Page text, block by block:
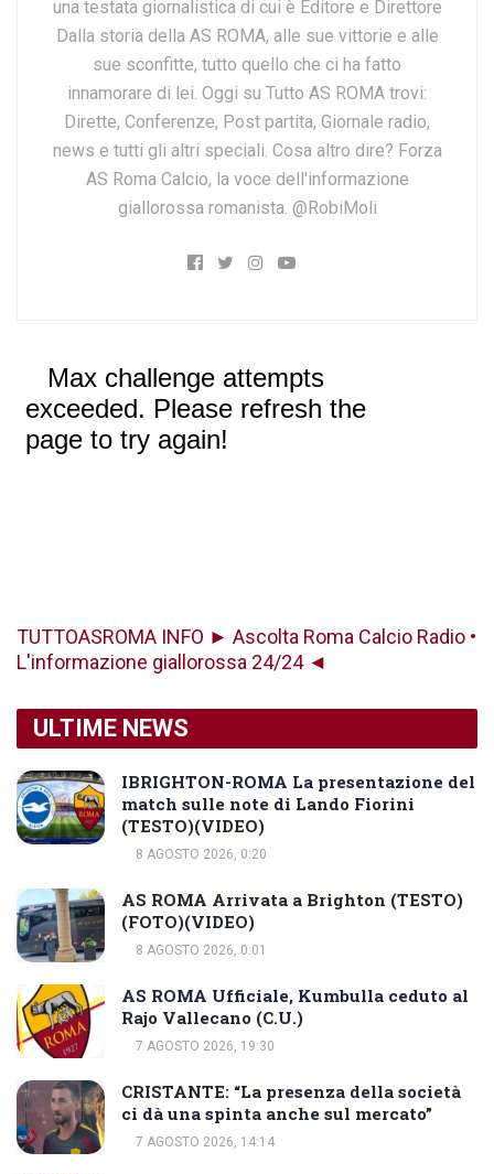
una testata giornalistica di cui è Editore e Direttore
Dalla storia della AS ROMA, alle sue vittorie e alle
sue sconfitte, tutto quello che ci ha fatto
innamorare di lei. Oggi su Tutto AS ROMA trovi:
Dirette, Conferenze, Post partita, Giornale radio,
news e tutti gli altri speciali. Cosa altro dire? Forza
AS Roma Calcio, la voce dell'informazione
giallorossa romanista. @RobiMoli
TUTTOASROMA INFO ► Ascolta Roma Calcio Radio •
L'informazione giallorossa 24/24 ◄
ULTIME NEWS
IBRIGHTON-ROMA La presentazione del
match sulle note di Lando Fiorini
(TESTO)(VIDEO)
8 AGOSTO 2026, 0:20
AS ROMA Arrivata a Brighton (TESTO)
(FOTO)(VIDEO)
8 AGOSTO 2026, 0:01
AS ROMA Ufficiale, Kumbulla ceduto al
Rajo Vallecano (C.U.)
7 AGOSTO 2026, 19:30
CRISTANTE: “La presenza della società
ci dà una spinta anche sul mercato”
7 AGOSTO 2026, 14:14